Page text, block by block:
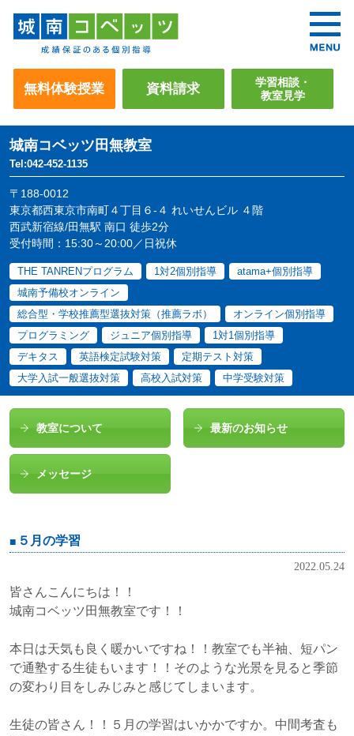
無料体験授業 資料請求
学習相談・
教室見学
城南コベッツ 田無教室
Tel:042-452-1135
〒188-0012
東京都西東京市南町４丁目６-４ れいせんビル ４階
西武新宿線/田無駅 南口 徒歩2分
受付時間：15:30～20:00／日祝休
THE TANRENプログラム 1対2個別指導
atama+個別指導
城南予備校オンライン
総合型・学校推薦型選抜対策（推薦ラボ）
オンライン個別指導
プログラミング
ジュニア個別指導
1対1個別指導
デキタス
英語検定試験対策
定期テスト対策
大学入試一般選抜対策
高校入試対策 中学受験対策
教室について 最新のお知らせ
メッセージ
５月の学習
2022.05.24
皆さんこんにちは！！
城南コベッツ田無教室です！！
本日は天気も良く暖かいですね！！教室でも半袖、短パン
で通塾する生徒もいます！！そのような光景を見ると季節
の変わり目をしみじみと感じてしまいます。
生徒の皆さん！！５月の学習はいかかですか。中間考査も